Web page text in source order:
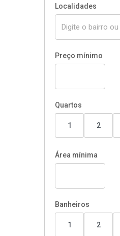
Localidades
Preço mínimo
Quartos
1 2
Área mínima
Banheiros
1 2